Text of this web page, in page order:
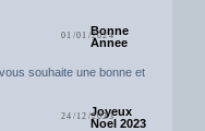
01/01/2024
Bonne
Annee
souhaite une bonne et
24/12/2023
Joyeux
Noel 2023